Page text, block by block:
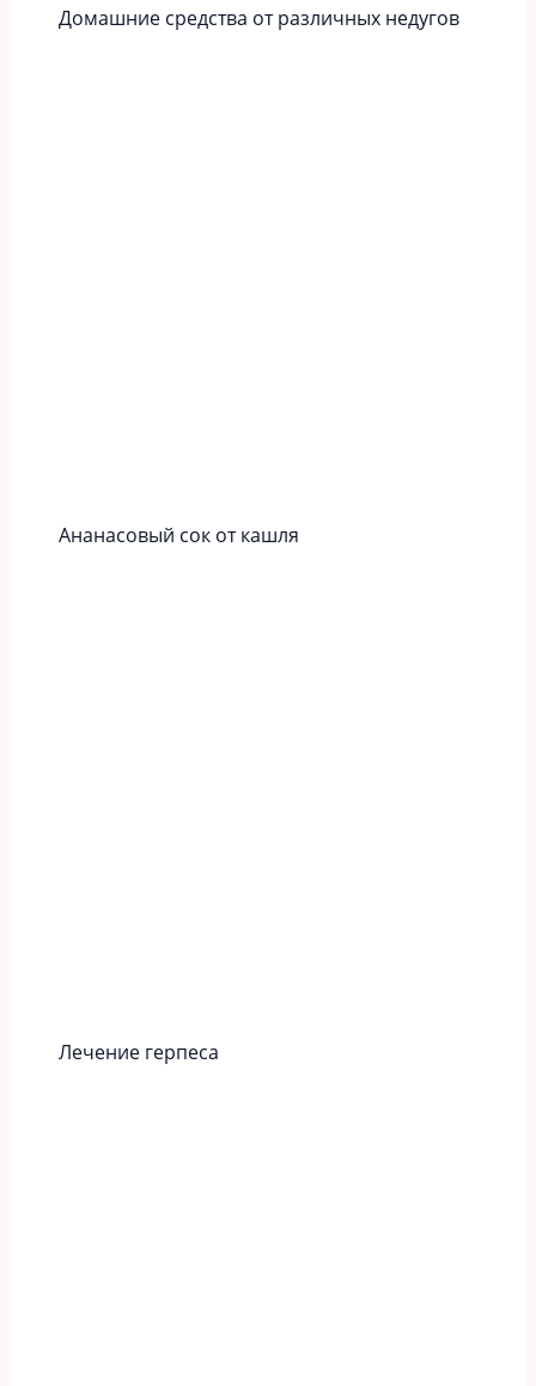
Домашние средства от различных недугов
Ананасовый сок от кашля
Лечение герпеса